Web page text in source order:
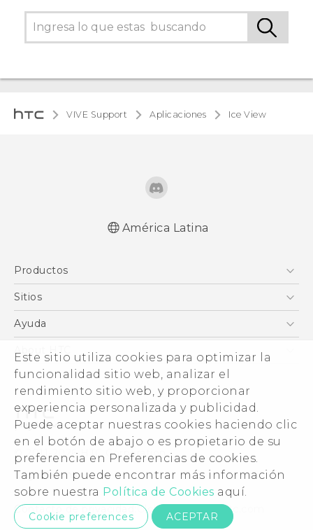
Este sitio utiliza cookies para optimizar la
funcionalidad sitio web, analizar el
rendimiento sitio web, y proporcionar
experiencia personalizada y publicidad.
Puede aceptar nuestras cookies haciendo clic
en el botón de abajo o es propietario de su
preferencia en Preferencias de cookies.
También puede encontrar más información
sobre nuestra Política de Cookies aquí.
Cookie preferences ACEPTAR
VIVE Support Aplicaciones Ice View
América Latina
Productos
5G
EXODUS
VIVE
VIVEPORT
Sitios
HTC Desarrollo
VIVE
Ayuda
About HTC
ESG
Seguridad del producto
Inversores (Inglés)
Normas de confidencialidad
Código de conducta
Trabaja con nosotros
Security and Privacy Whitepaper
© 2011-2026 HTC Corporation
Legal terms
Contacto de privacidad:Global-Privacy@htc.com